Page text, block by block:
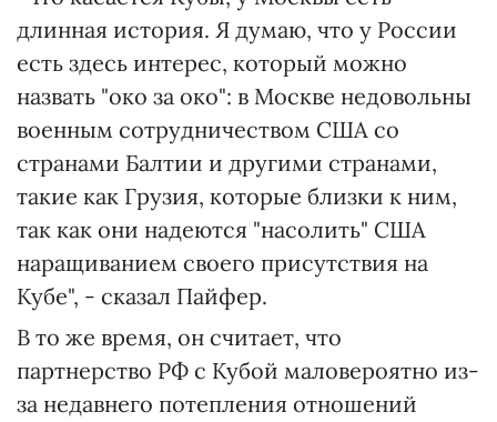
длинная история. Я думаю, что у России
есть здесь интерес, который можно
назвать "око за око": в Москве недовольны
военным сотрудничеством США со
странами Балтии и другими странами,
такие как Грузия, которые близки к ним,
так как они надеются "насолить" США
наращиванием своего присутствия на
Кубе", - сказал Пайфер.
В то же время, он считает, что
партнерство РФ с Кубой маловероятно из-
за недавнего потепления отношений